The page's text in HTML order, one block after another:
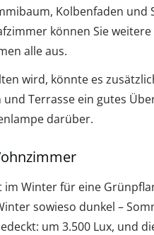
Kolbenfaden und
können Sie
alle aus.
wird, könnte es
Terrasse ein gutes
darüber.
Winter für eine
sowieso dunkel –
um 3.500 Lux, und